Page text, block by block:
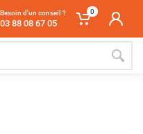
Besoin d'un conseil ?
03 88 08 67 05
0